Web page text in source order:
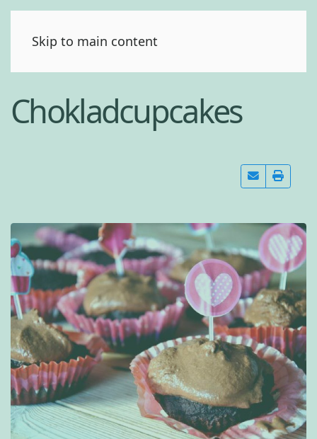
Skip to main content
Chokladcupcakes